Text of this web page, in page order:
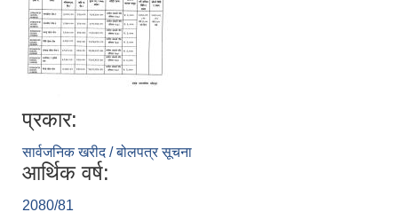
प्रकार:
सार्वजनिक खरीद / बोलपत्र सूचना
आर्थिक वर्ष:
2080/81